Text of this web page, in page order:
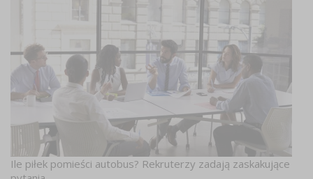
Ile piłek pomieści autobus? Rekruterzy zadają zaskakujące